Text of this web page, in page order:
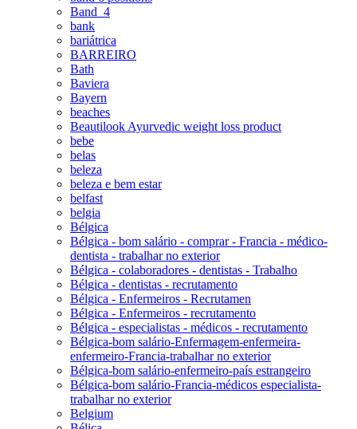
Band_4
bank
bariátrica
BARREIRO
Bath
Baviera
Bayern
beaches
Beautilook Ayurvedic weight loss product
bebe
belas
beleza
beleza e bem estar
belfast
belgia
Bélgica
Bélgica - bom salário - comprar - Francia - médico-
dentista - trabalhar no exterior
Bélgica - colaboradores - dentistas - Trabalho
Bélgica - dentistas - recrutamento
Bélgica - Enfermeiros - Recrutamen
Bélgica - Enfermeiros - recrutamento
Bélgica - especialistas - médicos - recrutamento
Bélgica-bom salário-Enfermagem-enfermeira-
enfermeiro-Francia-trabalhar no exterior
Bélgica-bom salário-enfermeiro-país estrangeiro
Bélgica-bom salário-Francia-médicos especialista-
trabalhar no exterior
Belgium